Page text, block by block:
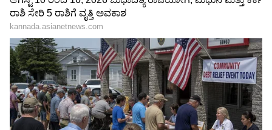
ಫ್ರಾಗ್' ರಹಸ್ಯ ಭೇದಿಸಿದ
LATEST VIDEOS
"ರಾಜಕೀಯ ಬೇಡ, ಸಿನಿಮಾನೇ ಪ್ರಾಣ":
ಕನಕೋತ್ಸವದಲ್ಲಿ ರಿಷಬ್ ಶೆಟ್ಟಿ | Rishab
Shetty speech | Suvarna News
ಶೇ.50 ರಿಂದ ಶೇ.18 ಕ್ಕೆ TAX ಇಳಿಕೆ: ಮೋದಿ-
ಟ್ರಂಪ್ ಐತಿಹಾಸಿಕ ಒಪ್ಪಂದ | India US